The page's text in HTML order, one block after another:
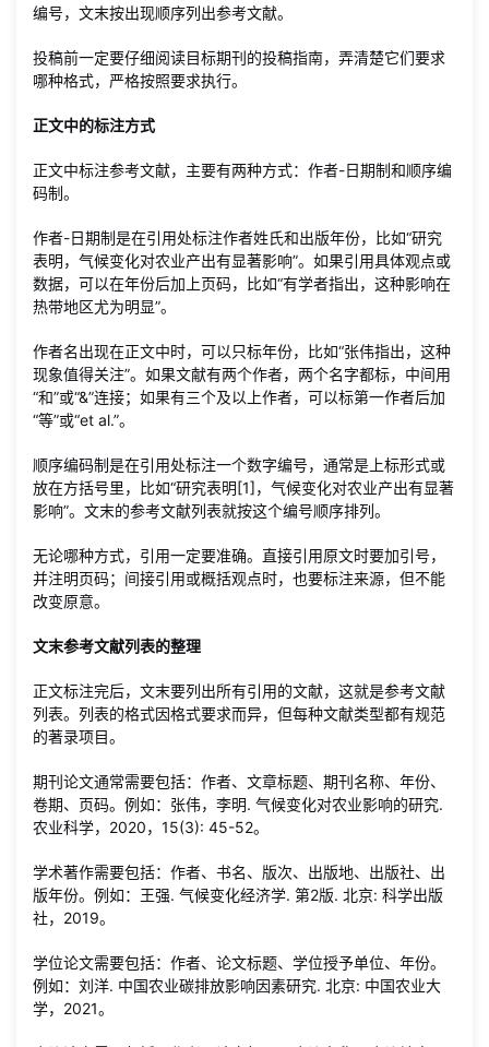
编号，文末按出现顺序列出参考文献。
投稿前一定要仔细阅读目标期刊的投稿指南，弄清楚它们要求
哪种格式，严格按照要求执行。
正文中的标注方式
正文中标注参考文献，主要有两种方式：作者-日期制和顺序编
码制。
作者-日期制是在引用处标注作者姓氏和出版年份，比如“研究
表明，气候变化对农业产出有显著影响”。如果引用具体观点或
数据，可以在年份后加上页码，比如“有学者指出，这种影响在
热带地区尤为明显”。
作者名出现在正文中时，可以只标年份，比如“张伟指出，这种
现象值得关注”。如果文献有两个作者，两个名字都标，中间用
“和”或“&”连接；如果有三个及以上作者，可以标第一作者后加
“等”或“et al.”。
顺序编码制是在引用处标注一个数字编号，通常是上标形式或
放在方括号里，比如“研究表明[1]，气候变化对农业产出有显著
影响”。文末的参考文献列表就按这个编号顺序排列。
无论哪种方式，引用一定要准确。直接引用原文时要加引号，
并注明页码；间接引用或概括观点时，也要标注来源，但不能
改变原意。
文末参考文献列表的整理
正文标注完后，文末要列出所有引用的文献，这就是参考文献
列表。列表的格式因格式要求而异，但每种文献类型都有规范
的著录项目。
期刊论文通常需要包括：作者、文章标题、期刊名称、年份、
卷期、页码。例如：张伟，李明. 气候变化对农业影响的研究.
农业科学，2020，15(3): 45-52。
学术著作需要包括：作者、书名、版次、出版地、出版社、出
版年份。例如：王强. 气候变化经济学. 第2版. 北京: 科学出版
社，2019。
学位论文需要包括：作者、论文标题、学位授予单位、年份。
例如：刘洋. 中国农业碳排放影响因素研究. 北京: 中国农业大
学，2021。